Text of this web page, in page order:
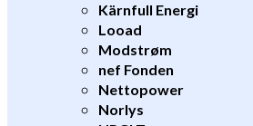
Kärnfull Energi
Looad
Modstrøm
nef Fonden
Nettopower
Norlys